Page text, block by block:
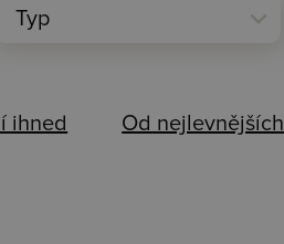
expand_more
Typ
ihned Od nejlevnějších